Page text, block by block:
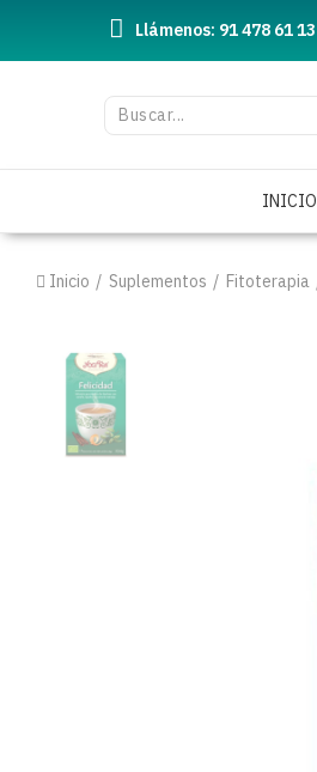
Llámenos: 91 478 61 13
INICIO
Inicio Suplementos Fitoterapia